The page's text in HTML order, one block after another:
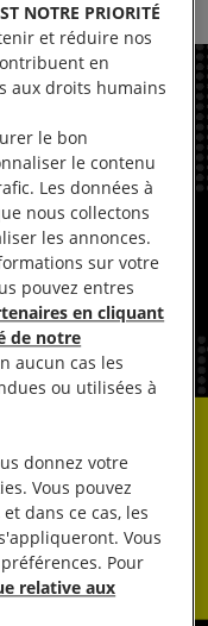
NOTRE PRIORITÉ
et réduire nos
en
aux droits humains
le bon
le contenu
Les données à
nous collectons
les annonces.
sur votre
pouvez entres
en cliquant
de notre
aucun cas les
ou utilisées à
donnez votre
Vous pouvez
dans ce cas, les
Vous
Pour
relative aux